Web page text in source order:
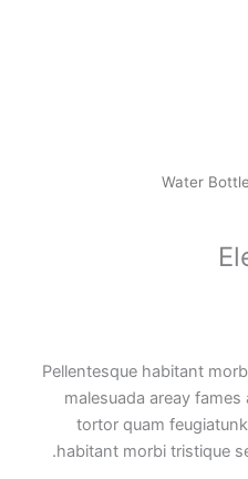
Water Bottle
Pellentesque habitant
malesuada areay
tortor quam
habitant morbi tristique